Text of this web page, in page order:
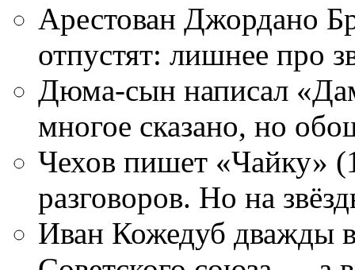
Арестован Джордано
отпустят: лишнее про
Дюма-сын написал
многое сказано, но
Чехов пишет «Чайку»
разговоров. Но на
Иван Кожедуб дважды в